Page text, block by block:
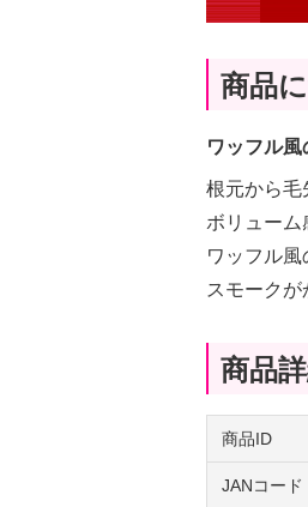
商品
ワッフル
根元から毛
ボリューム
ワッフル
スモークが
商品
商品ID
JANコード